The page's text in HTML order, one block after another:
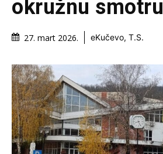
okružnu smotru
27. mart 2026. eKučevo, T.S.